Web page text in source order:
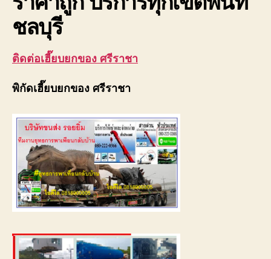
ชลบุรี
ติดต่อเฮี๊ยบยกของ ศรีราชา
พิกัดเฮี๊ยบยกของ ศรีราชา